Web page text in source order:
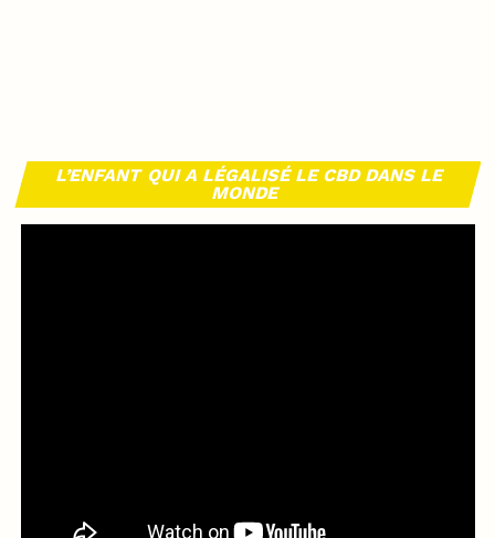
L’ENFANT QUI A LÉGALISÉ LE CBD DANS LE
MONDE